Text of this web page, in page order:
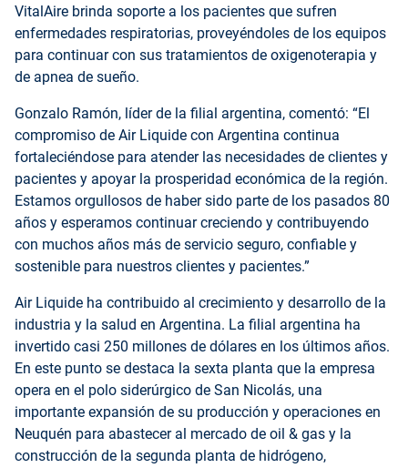
VitalAire brinda soporte a los pacientes que sufren
enfermedades respiratorias, proveyéndoles de los equipos
para continuar con sus tratamientos de oxigenoterapia y
de apnea de sueño.
Gonzalo Ramón, líder de la filial argentina, comentó: “El
compromiso de Air Liquide con Argentina continua
fortaleciéndose para atender las necesidades de clientes y
pacientes y apoyar la prosperidad económica de la región.
Estamos orgullosos de haber sido parte de los pasados 80
años y esperamos continuar creciendo y contribuyendo
con muchos años más de servicio seguro, confiable y
sostenible para nuestros clientes y pacientes.”
Air Liquide ha contribuido al crecimiento y desarrollo de la
industria y la salud en Argentina. La filial argentina ha
invertido casi 250 millones de dólares en los últimos años.
En este punto se destaca la sexta planta que la empresa
opera en el polo siderúrgico de San Nicolás, una
importante expansión de su producción y operaciones en
Neuquén para abastecer al mercado de oil & gas y la
construcción de la segunda planta de hidrógeno,